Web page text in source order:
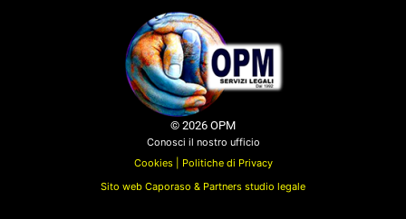
© 2026 OPM
Conosci il nostro ufficio
Cookies |
Politiche di Privacy
Sito web Caporaso & Partners studio legale